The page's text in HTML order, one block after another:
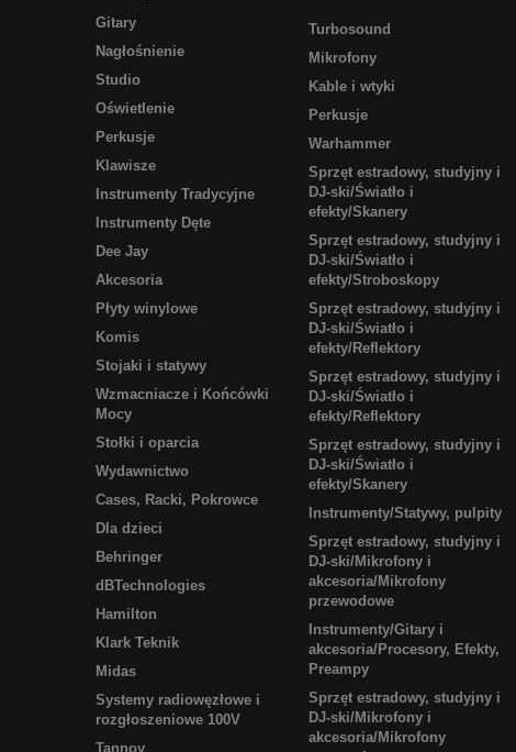
Gitary
Nagłośnienie
Studio
Oświetlenie
Perkusje
Klawisze
Instrumenty Tradycyjne
Instrumenty Dęte
Dee Jay
Akcesoria
Płyty winylowe
Komis
Stojaki i statywy
Wzmacniacze i Końcówki
Mocy
Stołki i oparcia
Wydawnictwo
Cases, Racki, Pokrowce
Dla dzieci
Behringer
dBTechnologies
Hamilton
Klark Teknik
Midas
Systemy radiowęzłowe i
rozgłoszeniowe 100V
Tannoy
Turbosound
Mikrofony
Kable i wtyki
Perkusje
Warhammer
Sprzęt estradowy, studyjny i
DJ-ski/Światło i
efekty/Skanery
Sprzęt estradowy, studyjny i
DJ-ski/Światło i
efekty/Stroboskopy
Sprzęt estradowy, studyjny i
DJ-ski/Światło i
efekty/Reflektory
Sprzęt estradowy, studyjny i
DJ-ski/Światło i
efekty/Reflektory
Sprzęt estradowy, studyjny i
DJ-ski/Światło i
efekty/Skanery
Instrumenty/Statywy, pulpity
Sprzęt estradowy, studyjny i
DJ-ski/Mikrofony i
akcesoria/Mikrofony
przewodowe
Instrumenty/Gitary i
akcesoria/Procesory, Efekty,
Preampy
Sprzęt estradowy, studyjny i
DJ-ski/Mikrofony i
akcesoria/Mikrofony